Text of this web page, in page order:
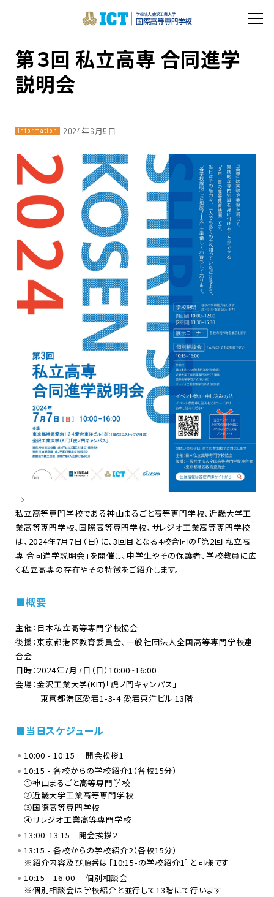
第３回 私立高専 合同進学
説明会
Information 2024年6月5日
私立高等専門学校である神山まるごと高等専門学校、近畿大学工
業高等専門学校、国際高等専門学校、サレジオ工業高等専門学校
は、2024年7月7日（日）に、3回目となる4校合同の「第2回 私立高
専 合同進学説明会」を開催し、中学生やその保護者、学校教員に広
く私立高専の存在やその特徴をご紹介します。
■概要
主催：日本私立高等専門学校協会
後援：東京都港区教育委員会、一般社団法人全国高等専門学校連
合会
日時：2024年7月7日（日）10:00~16:00
会場：金沢工業大学(KIT)「虎ノ門キャンパス」
東京都港区愛宕1-3-4 愛宕東洋ビル 13階
■当日スケジュール
10:00 - 10:15 開会挨拶1
10:15 - 各校からの学校紹介1（各校15分）
①神山まるごと高等専門学校
②近畿大学工業高等専門学校
③国際高等専門学校
④サレジオ工業高等専門学校
13:00-13:15 開会挨拶2
13:15 - 各校からの学校紹介2（各校15分）
※紹介内容及び順番は［10:15-の学校紹介1］と同様です
10:15 - 16:00 個別相談会
※個別相談会は学校紹介と並行して13階にて行います